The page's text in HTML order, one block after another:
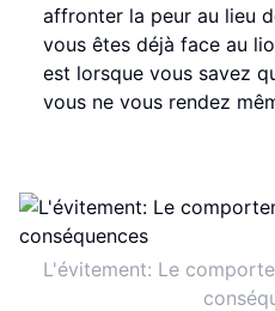
affronter la peur au lieu
vous êtes déjà face au
est lorsque vous savez
vous ne vous rendez
L'évitement: Le